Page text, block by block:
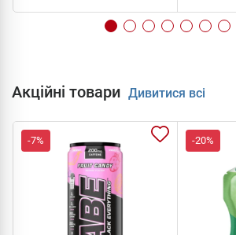
Акційні товари Дивитися всі
-7% -20%